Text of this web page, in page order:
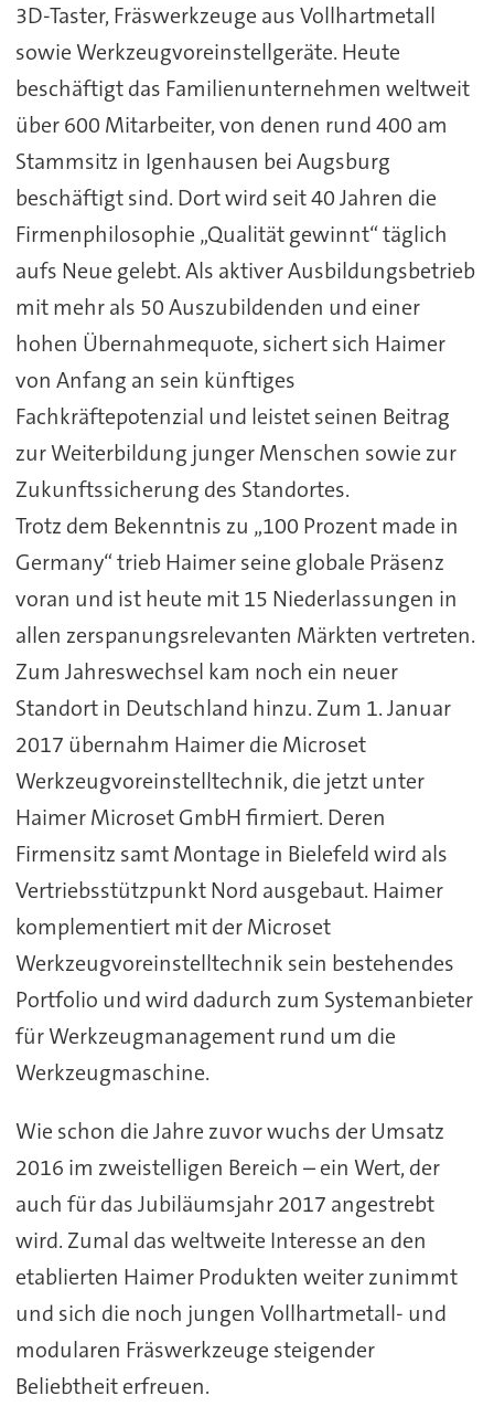
3D-Taster, Fräswerkzeuge aus Vollhartmetall
sowie Werkzeugvoreinstellgeräte. Heute
beschäftigt das Familienunternehmen weltweit
über 600 Mitarbeiter, von denen rund 400 am
Stammsitz in Igenhausen bei Augsburg
beschäftigt sind. Dort wird seit 40 Jahren die
Firmenphilosophie „Qualität gewinnt“ täglich
aufs Neue gelebt. Als aktiver Ausbildungsbetrieb
mit mehr als 50 Auszubildenden und einer
hohen Übernahmequote, sichert sich Haimer
von Anfang an sein künftiges
Fachkräftepotenzial und leistet seinen Beitrag
zur Weiterbildung junger Menschen sowie zur
Zukunftssicherung des Standortes.
Trotz dem Bekenntnis zu „100 Prozent made in
Germany“ trieb Haimer seine globale Präsenz
voran und ist heute mit 15 Niederlassungen in
allen zerspanungsrelevanten Märkten vertreten.
Zum Jahreswechsel kam noch ein neuer
Standort in Deutschland hinzu. Zum 1. Januar
2017 übernahm Haimer die Microset
Werkzeugvoreinstelltechnik, die jetzt unter
Haimer Microset GmbH firmiert. Deren
Firmensitz samt Montage in Bielefeld wird als
Vertriebsstützpunkt Nord ausgebaut. Haimer
komplementiert mit der Microset
Werkzeugvoreinstelltechnik sein bestehendes
Portfolio und wird dadurch zum Systemanbieter
für Werkzeugmanagement rund um die
Werkzeugmaschine.
Wie schon die Jahre zuvor wuchs der Umsatz
2016 im zweistelligen Bereich – ein Wert, der
auch für das Jubiläumsjahr 2017 angestrebt
wird. Zumal das weltweite Interesse an den
etablierten Haimer Produkten weiter zunimmt
und sich die noch jungen Vollhartmetall- und
modularen Fräswerkzeuge steigender
Beliebtheit erfreuen.